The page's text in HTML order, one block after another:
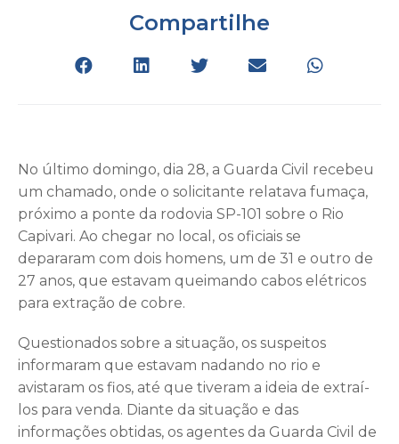
Compartilhe
No último domingo, dia 28, a Guarda Civil recebeu
um chamado, onde o solicitante relatava fumaça,
próximo a ponte da rodovia SP-101 sobre o Rio
Capivari. Ao chegar no local, os oficiais se
depararam com dois homens, um de 31 e outro de
27 anos, que estavam queimando cabos elétricos
para extração de cobre.
Questionados sobre a situação, os suspeitos
informaram que estavam nadando no rio e
avistaram os fios, até que tiveram a ideia de extraí-
los para venda. Diante da situação e das
informações obtidas, os agentes da Guarda Civil de